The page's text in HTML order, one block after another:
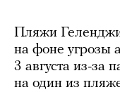
Пляжи
на фоне угрозы
3 августа из-за
на один из